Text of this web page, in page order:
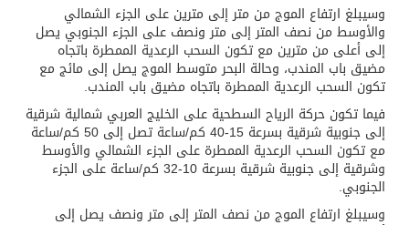
وسيبلغ ارتفاع الموج من متر إلى مترين على الجزء الشمالي
والأوسط من نصف المتر إلى متر ونصف على الجزء الجنوبي يصل
إلى أعلى من مترين مع تكون السحب الرعدية الممطرة باتجاه
مضيق باب المندب، وحالة البحر متوسط الموج يصل إلى مائج مع
تكون السحب الرعدية الممطرة باتجاه مضيق باب المندب.
فيما تكون حركة الرياح السطحية على الخليج العربي شمالية شرقية
إلى جنوبية شرقية بسرعة 15-40 كم/ساعة تصل إلى 50 كم/ساعة
مع تكون السحب الرعدية الممطرة على الجزء الشمالي والأوسط
وشرقية إلى جنوبية شرقية بسرعة 10-32 كم/ساعة على الجزء
الجنوبي.
وسيبلغ ارتفاع الموج من نصف المتر إلى متر ونصف يصل إلى